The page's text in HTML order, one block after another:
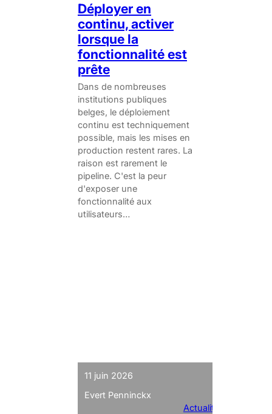
Déployer en
continu, activer
lorsque la
fonctionnalité est
prête
Dans de nombreuses
institutions publiques
belges, le déploiement
continu est techniquement
possible, mais les mises en
production restent rares. La
raison est rarement le
pipeline. C'est la peur
d'exposer une
fonctionnalité aux
utilisateurs…
11 juin 2026
Evert Penninckx
Actualités